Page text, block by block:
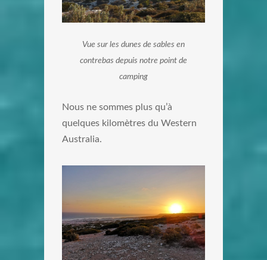
Vue sur les dunes de sables en
contrebas depuis notre point de
camping
Nous ne sommes plus qu’à
quelques kilomètres du Western
Australia.